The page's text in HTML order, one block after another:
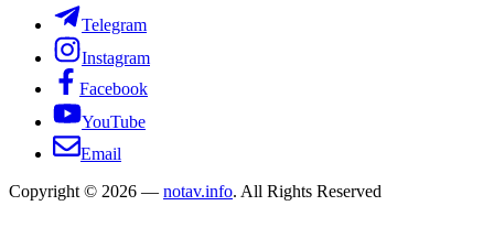
Telegram
Instagram
Facebook
YouTube
Email
Copyright © 2026 — notav.info. All Rights Reserved